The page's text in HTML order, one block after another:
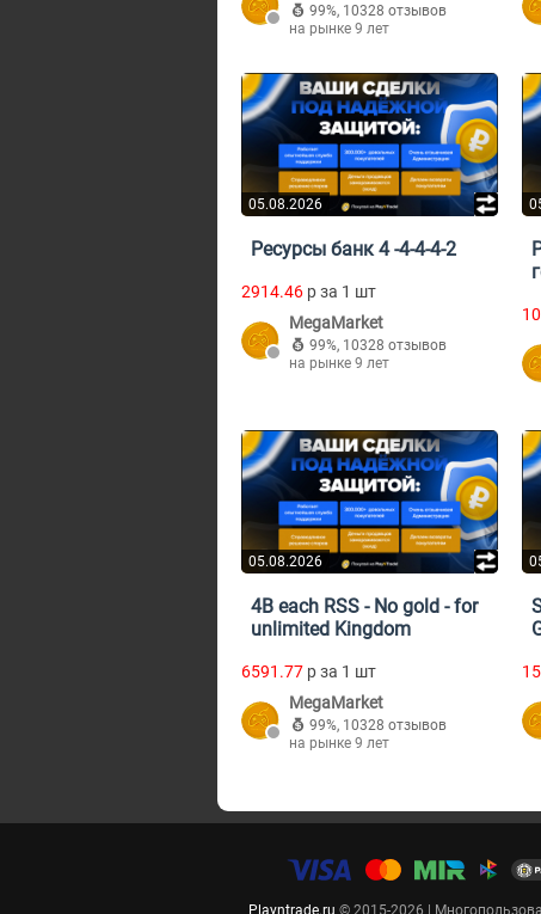
99%, 10328 отзывов
на рынке 9 лет
05.08.2026
Ресурсы банк 4 -4-4-4-2
2914.46 p за 1 шт
MegaMarket
99%, 10328 отзывов
на рынке 9 лет
05.08.2026
4B each RSS - No gold - for
unlimited Kingdom
6591.77 p за 1 шт
MegaMarket
99%, 10328 отзывов
на рынке 9 лет